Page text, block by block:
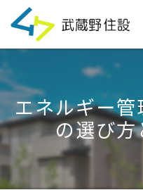
エネルギー
の選び